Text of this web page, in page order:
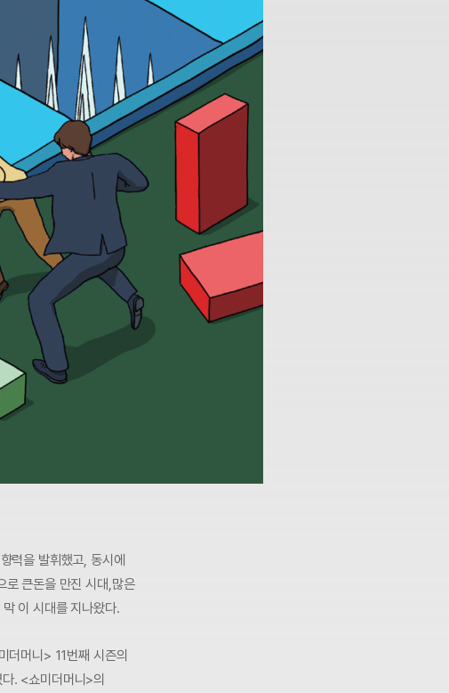
력을 발휘했고, 동시에
로 큰돈을 만진 시대,많은
이 시대를 지나왔다.
더머니> 11번째 시즌의
. <쇼미더머니>의